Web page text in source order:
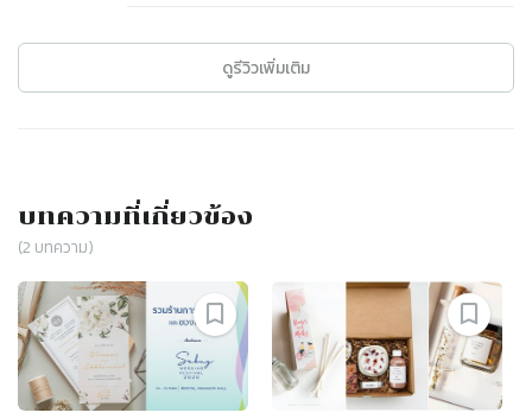
ดูรีวิวเพิ่มเติม
บทความที่เกี่ยวข้อง
(2 บทความ)